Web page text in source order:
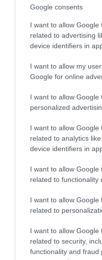
Google consents
I want to allow Google
related to advertising
device identifiers in
I want to allow my
Google for online
I want to allow Google
personalized
I want to allow Google
related to analytics
device identifiers in
I want to allow Google
related to functionality
I want to allow Google
related to
I want to allow Google
related to security,
functionality and
Κίνηση Τώρα:
ΠΑΤΗΣΤΕ
ΤΟ ΠΑΡΟΝ